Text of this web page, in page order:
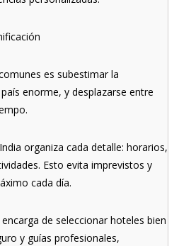
es subestimar la
enorme, y desplazarse entre
organiza cada detalle: horarios,
Esto evita imprevistos y
cada día.
de seleccionar hoteles bien
y guías profesionales,